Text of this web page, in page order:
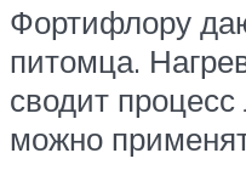
Фортифлору
питомца.
сводит
можно